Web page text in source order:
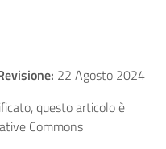
22 Agosto 2024
questo articolo è
Commons